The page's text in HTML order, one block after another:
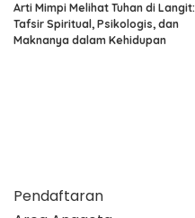
Arti Mimpi Melihat Tuhan di Langit:
Tafsir Spiritual, Psikologis, dan
Maknanya dalam Kehidupan
Pendaftaran